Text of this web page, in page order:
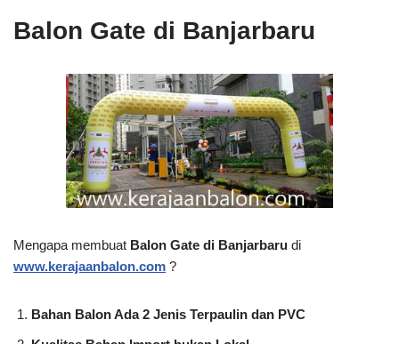
Balon Gate di Banjarbaru
Mengapa membuat Balon Gate di Banjarbaru di
www.kerajaanbalon.com ?
Bahan Balon Ada 2 Jenis Terpaulin dan PVC